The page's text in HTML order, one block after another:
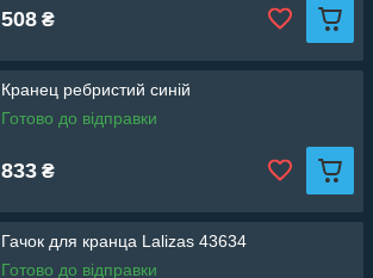
508 ₴
Кранец ребристий синій
Готово до відправки
833 ₴
Гачок для кранца Lalizas 43634
Готово до відправки